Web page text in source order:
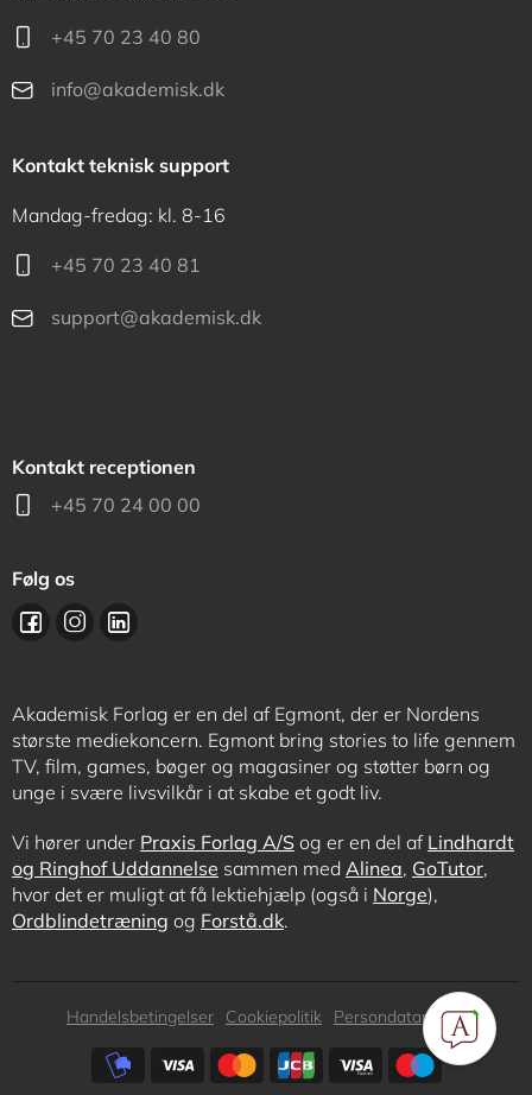
+45 70 23 40 80
info@akademisk.dk
Kontakt teknisk support
Mandag-fredag: kl. 8-16
+45 70 23 40 81
support@akademisk.dk
Kontakt receptionen
+45 70 24 00 00
Følg os
Akademisk Forlag er en del af Egmont, der er Nordens
største mediekoncern. Egmont bring stories to life gennem
TV, film, games, bøger og magasiner og støtter børn og
unge i svære livsvilkår i at skabe et godt liv.
Vi hører under Praxis Forlag A/S og er en del af Lindhardt
og Ringhof Uddannelse sammen med Alinea, GoTutor,
hvor det er muligt at få lektiehjælp (også i Norge),
Ordblindetræning og Forstå.dk.
Subfooter
Handelsbetingelser Cookiepolitik
Persondatapolitik
Subfooter
payment